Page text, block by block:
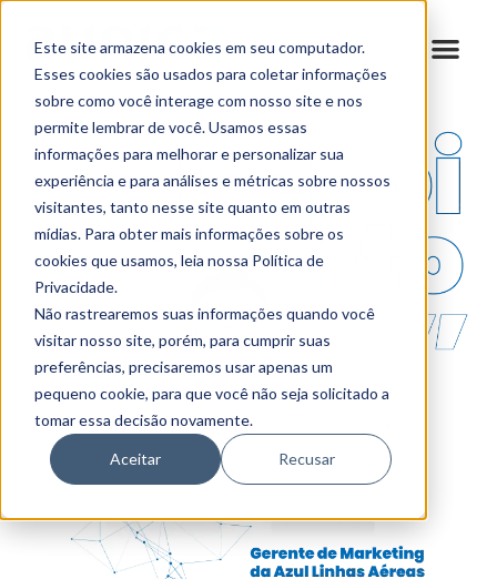
Este site armazena cookies em seu computador.
Esses cookies são usados para coletar informações
sobre como você interage com nosso site e nos
permite lembrar de você. Usamos essas
informações para melhorar e personalizar sua
experiência e para análises e métricas sobre nossos
visitantes, tanto nesse site quanto em outras
mídias. Para obter mais informações sobre os
cookies que usamos, leia nossa Política de
Privacidade.
Não rastrearemos suas informações quando você
visitar nosso site, porém, para cumprir suas
preferências, precisaremos usar apenas um
pequeno cookie, para que você não seja solicitado a
tomar essa decisão novamente.
Aceitar Recusar